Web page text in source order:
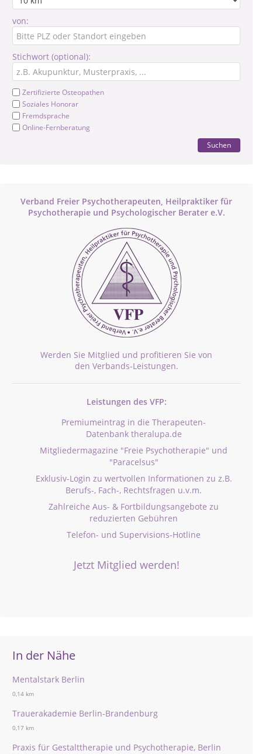
von:
Stichwort (optional):
Zertifizierte Osteopathen
Soziales Honorar
Fremdsprache
Online-Fernberatung
Suchen
Verband Freier Psychotherapeuten, Heilpraktiker für
Psychotherapie und Psychologischer Berater e.V.
Werden Sie Mitglied und profitieren Sie von
den Verbands-Leistungen.
Leistungen des VFP:
Premiumeintrag in die Therapeuten-
Datenbank theralupa.de
Mitgliedermagazine "Freie Psychotherapie" und
"Paracelsus"
Exklusiv-Login zu wertvollen Informationen zu z.B.
Berufs-, Fach-, Rechtsfragen u.v.m.
Zahlreiche Aus- & Fortbildungsangebote zu
reduzierten Gebühren
Telefon- und Supervisions-Hotline
Jetzt Mitglied werden!
In der Nähe
Mentalstark Berlin
0,14 km
Trauerakademie Berlin-Brandenburg
0,17 km
Praxis für Gestalttherapie und Psychotherapie, Berlin